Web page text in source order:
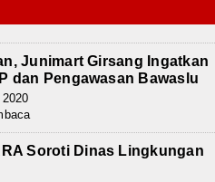
Junimart Girsang Ingatkan
dan Pengawasan Bawaslu
Soroti Dinas Lingkungan